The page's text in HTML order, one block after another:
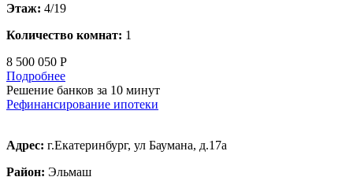
Этаж: 4/19
Количество комнат: 1
8 500 050 Р
Подробнее
Решение банков за 10 минут
Рефинансирование ипотеки
Адрес: г.Екатеринбург, ул Баумана, д.17а
Район: Эльмаш